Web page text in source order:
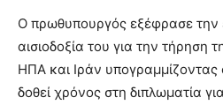
Ο πρωθυπουργός εξέφρασε την
αισιοδοξία του για την τήρηση
ΗΠΑ και Ιράν υπογραμμίζοντας
δοθεί χρόνος στη διπλωματία